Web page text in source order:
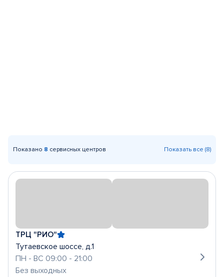
Показано 8 сервисных центров Показать все (8)
ТРЦ "РИО"
Тутаевское шоссе, д.1
ПН - ВС 09:00 - 21:00
Без выходных